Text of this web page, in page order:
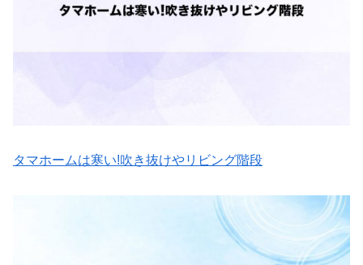
タマホームは寒い!吹き抜けやリビング階段